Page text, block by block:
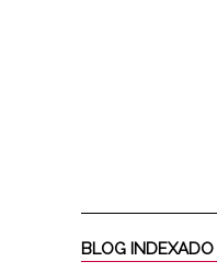
BLOG INDEXADO